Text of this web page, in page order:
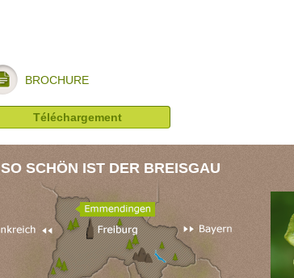
BROCHURE
Téléchargement
SO SCHÖN IST DER BREISGAU